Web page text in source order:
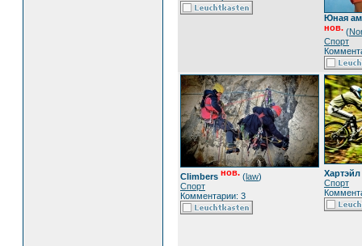
Юная
нов. (
Спорт
Climbers нов. (law)
Спорт
Комментарии: 3
Хартэйл
Спорт